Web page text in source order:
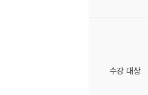
수강 대상